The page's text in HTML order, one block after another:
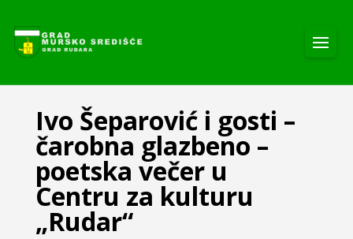
Ivo Šeparović i gosti –
čarobna glazbeno –
poetska večer u
Centru za kulturu
„Rudar“